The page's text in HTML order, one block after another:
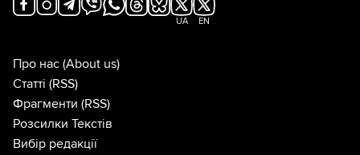
UA EN
Про нас (About us)
Статті (RSS)
Фрагменти (RSS)
Розсилки Текстів
Вибір редакції